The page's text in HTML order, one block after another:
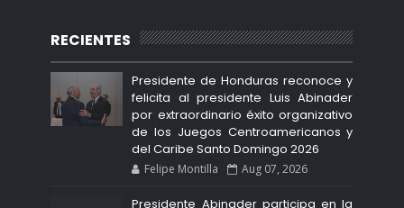
RECIENTES
Presidente de Honduras reconoce y
felicita al presidente Luis Abinader
por extraordinario éxito organizativo
de los Juegos Centroamericanos y
del Caribe Santo Domingo 2026
Felipe Montilla Aug 07, 2026
Presidente Abinader participa en la